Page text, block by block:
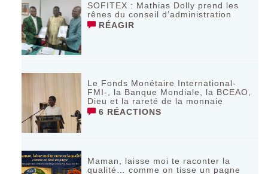
SOFITEX : Mathias Dolly prend les
rênes du conseil d’administration
RÉAGIR
Le Fonds Monétaire International-
FMI-, la Banque Mondiale, la BCEAO,
Dieu et la rareté de la monnaie
6 RÉACTIONS
Maman, laisse moi te raconter la
qualité… comme on tisse un pagne